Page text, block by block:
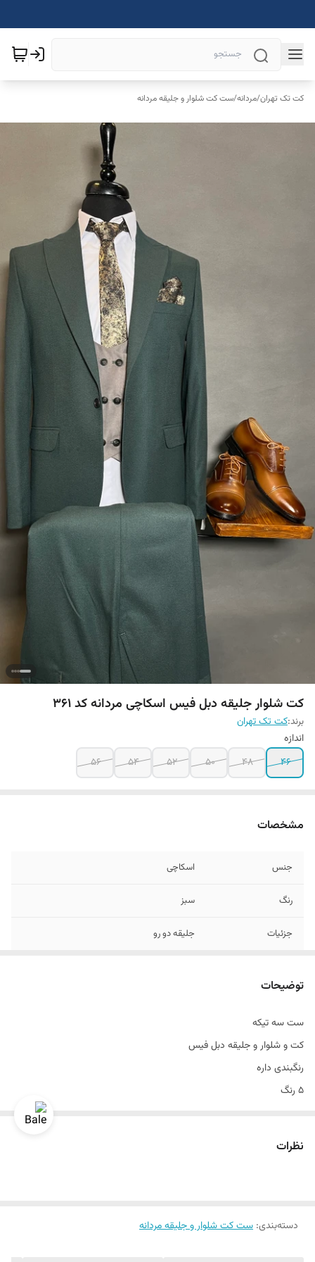
کت تک تهران/مردانه/ست کت شلوار و جلیقه مردانه
کت شلوار جلیقه دبل فیس اسکاچی مردانه کد ۳۶۱
برند:کت تک تهران
اندازه
۴۶
۴۸ ۵۰ ۵۲ ۵۴ ۵۶
مشخصات
جنس اسکاچی
رنگ سبز
جزئیات جلیقه دو رو
دراپ
سایزبندی
توضیحات
ست سه تیکه
کت و شلوار و جلیقه دبل فیس
رنگبندی داره
۵ رنگ
تن خور عالی
نظرات
دسته‌بندی: ست کت شلوار و جلیقه مردانه